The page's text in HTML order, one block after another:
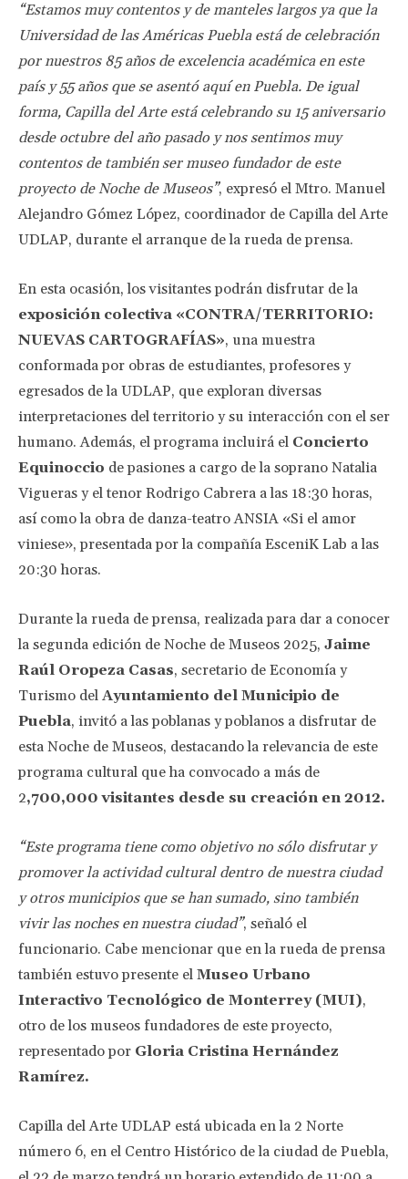
“Estamos muy contentos y de manteles largos ya que la
Universidad de las Américas Puebla está de celebración
por nuestros 85 años de excelencia académica en este
país y 55 años que se asentó aquí en Puebla. De igual
forma, Capilla del Arte está celebrando su 15 aniversario
desde octubre del año pasado y nos sentimos muy
contentos de también ser museo fundador de este
proyecto de Noche de Museos”, expresó el Mtro. Manuel
Alejandro Gómez López, coordinador de Capilla del Arte
UDLAP, durante el arranque de la rueda de prensa.
En esta ocasión, los visitantes podrán disfrutar de la
exposición colectiva «CONTRA/TERRITORIO:
NUEVAS CARTOGRAFÍAS», una muestra
conformada por obras de estudiantes, profesores y
egresados de la UDLAP, que exploran diversas
interpretaciones del territorio y su interacción con el ser
humano. Además, el programa incluirá el Concierto
Equinoccio de pasiones a cargo de la soprano Natalia
Vigueras y el tenor Rodrigo Cabrera a las 18:30 horas,
así como la obra de danza-teatro ANSIA «Si el amor
viniese», presentada por la compañía EsceniK Lab a las
20:30 horas.
Durante la rueda de prensa, realizada para dar a conocer
la segunda edición de Noche de Museos 2025, Jaime
Raúl Oropeza Casas, secretario de Economía y
Turismo del Ayuntamiento del Municipio de
Puebla, invitó a las poblanas y poblanos a disfrutar de
esta Noche de Museos, destacando la relevancia de este
programa cultural que ha convocado a más de
2,700,000 visitantes desde su creación en 2012.
“Este programa tiene como objetivo no sólo disfrutar y
promover la actividad cultural dentro de nuestra ciudad
y otros municipios que se han sumado, sino también
vivir las noches en nuestra ciudad”, señaló el
funcionario. Cabe mencionar que en la rueda de prensa
también estuvo presente el Museo Urbano
Interactivo Tecnológico de Monterrey (MUI),
otro de los museos fundadores de este proyecto,
representado por Gloria Cristina Hernández
Ramírez.
Capilla del Arte UDLAP está ubicada en la 2 Norte
número 6, en el Centro Histórico de la ciudad de Puebla,